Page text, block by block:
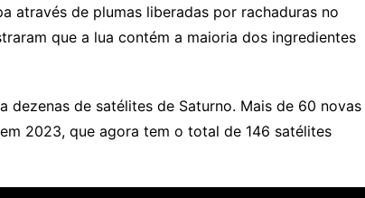
através de plumas liberadas por rachaduras no
que a lua contém a maioria dos ingredientes
dezenas de satélites de Saturno. Mais de 60 novas
2023, que agora tem o total de 146 satélites